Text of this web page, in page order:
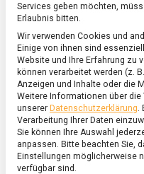
Services geben möchten,
Erlaubnis bitten.
Wir verwenden Cookies und
Einige von ihnen sind
Website und Ihre Erfahrung zu
können verarbeitet werden (z.
Anzeigen und Inhalte oder die
Weitere Informationen über die
unserer Datenschutzerklärung.
Verarbeitung Ihrer Daten
Sie können Ihre Auswahl
anpassen. Bitte beachten Sie,
Einstellungen möglicherweise
verfügbar sind.